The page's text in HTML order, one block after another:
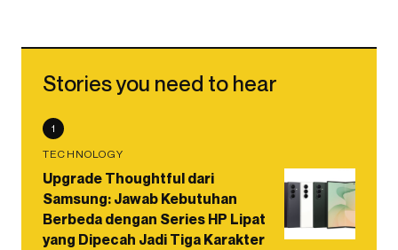
Stories you need to hear
1
TECHNOLOGY
Upgrade Thoughtful dari
Samsung: Jawab Kebutuhan
Berbeda dengan Series HP Lipat
yang Dipecah Jadi Tiga Karakter